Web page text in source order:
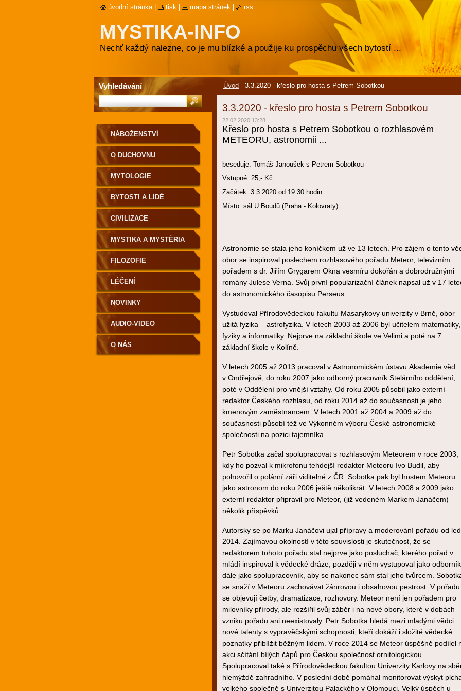
MYSTIKA-INFO
Nechť každý nalezne, co je mu blízké a použije ku prospěchu všech bytostí ...
Úvod - 3.3.2020 - křeslo pro hosta s Petrem Sobotkou
3.3.2020 - křeslo pro hosta s Petrem Sobotkou
22.02.2020 13:28
Křeslo pro hosta s Petrem Sobotkou o rozhlasovém
METEORU, astronomii ...
beseduje: Tomáš Janoušek s Petrem Sobotkou
Vstupné: 25,- Kč
Začátek: 3.3.2020 od 19.30 hodin
Místo: sál U Boudů (Praha - Kolovraty)
Astronomie se stala jeho koníčkem už ve 13 letech. Pro zájem o tento
obor se inspiroval poslechem rozhlasového pořadu Meteor, televizním
pořadem s dr. Jiřím Grygarem Okna vesmíru dokořán a dobrodružnými
romány Julese Verna. Svůj první popularizační článek napsal už v 17
do astronomického časopisu Perseus.
Vystudoval Přírodovědeckou fakultu Masarykovy univerzity v Brně, obor
užitá fyzika – astrofyzika. V letech 2003 až 2006 byl učitelem matematiky,
fyziky a informatiky. Nejprve na základní škole ve Velimi a poté na 7.
základní škole v Kolíně.
V letech 2005 až 2013 pracoval v Astronomickém ústavu Akademie věd
v Ondřejově, do roku 2007 jako odborný pracovník Stelárního oddělení,
poté v Oddělení pro vnější vztahy. Od roku 2005 působil jako externí
redaktor Českého rozhlasu, od roku 2014 až do současnosti je jeho
kmenovým zaměstnancem. V letech 2001 až 2004 a 2009 až do
současnosti působí též ve Výkonném výboru České astronomické
společnosti na pozici tajemníka.
Petr Sobotka začal spolupracovat s rozhlasovým Meteorem v roce 2003,
kdy ho pozval k mikrofonu tehdejší redaktor Meteoru Ivo Budil, aby
pohovořil o polární záři viditelné z ČR. Sobotka pak byl hostem Meteoru
jako astronom do roku 2006 ještě několikrát. V letech 2008 a 2009 jako
externí redaktor připravil pro Meteor, (již vedeném Markem Janáčem)
několik příspěvků.
Autorsky se po Marku Janáčovi ujal přípravy a moderování pořadu od
2014. Zajímavou okolností v této souvislosti je skutečnost, že se
redaktorem tohoto pořadu stal nejprve jako posluchač, kterého pořad v
mládí inspiroval k vědecké dráze, později v něm vystupoval jako odborník,
dále jako spolupracovník, aby se nakonec sám stal jeho tvůrcem.
se snaží v Meteoru zachovávat žánrovou i obsahovou pestrost. V pořadu
se objevují četby, dramatizace, rozhovory. Meteor není jen pořadem pro
milovníky přírody, ale rozšířil svůj záběr i na nové obory, které v dobách
vzniku pořadu ani neexistovaly. Petr Sobotka hledá mezi mladými vědci
nové talenty s vypravěčskými schopnosti, kteří dokáží i složité vědecké
poznatky přiblížit běžným lidem. V roce 2014 se Meteor úspěšně podílel
akci sčítání bílých čápů pro Českou společnost ornitologickou.
Spolupracoval také s Přírodovědeckou fakultou Univerzity Karlovy na
hlemýždě zahradního. V poslední době pomáhal monitorovat výskyt
velkého společně s Univerzitou Palackého v Olomouci. Velký úspěch u
NÁBOŽENSTVÍ
O DUCHOVNU
MYTOLOGIE
BYTOSTI A LIDÉ
CIVILIZACE
MYSTIKA A MYSTÉRIA
FILOZOFIE
LÉČENÍ
NOVINKY
AUDIO-VIDEO
O NÁS
Vyhledávání
úvodní stránka tisk mapa stránek rss